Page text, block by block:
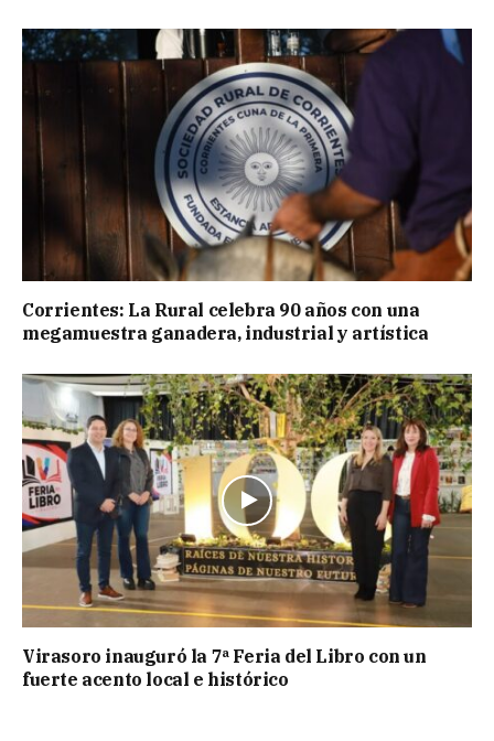
Corrientes: La Rural celebra 90 años con una
megamuestra ganadera, industrial y artística
Virasoro inauguró la 7ª Feria del Libro con un
fuerte acento local e histórico